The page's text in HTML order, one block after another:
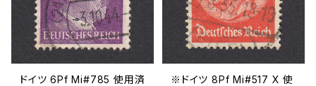
ドイツ 6Pf Mi#785 使用済
※ドイツ 8Pf Mi#517 X 使